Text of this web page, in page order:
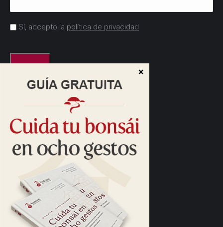
Acuerdo
Sí, accepto la política de privacidad
Cam. de las Caudalosas, s/n
28690 Brunete, Madrid
Horario:
10:00 a 13:30
16:00 a 17:30
Horario de verano:Tardes cerrado